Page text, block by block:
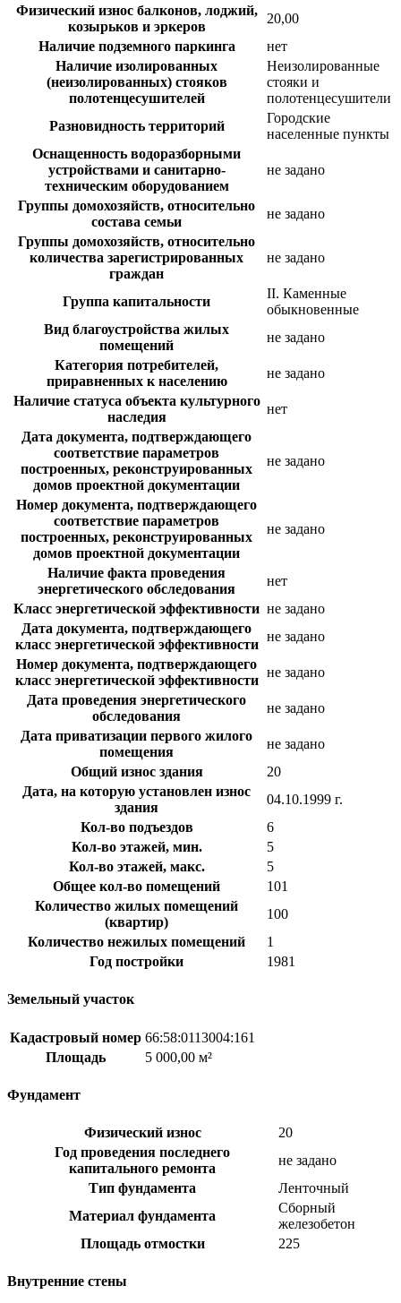
Физический износ балконов, лоджий,
козырьков и эркеров
20,00
Наличие подземного паркинга
нет
Наличие изолированных
(неизолированных) стояков
полотенцесушителей
Неизолированные
стояки и
полотенцесушители
Разновидность территорий
Городские
населенные пункты
Оснащенность водоразборными
устройствами и санитарно-
техническим оборудованием
не задано
Группы домохозяйств, относительно
состава семьи
не задано
Группы домохозяйств, относительно
количества зарегистрированных
граждан
не задано
Группа капитальности
II. Каменные
обыкновенные
Вид благоустройства жилых
помещений
не задано
Категория потребителей,
приравненных к населению
не задано
Наличие статуса объекта культурного
наследия
нет
Дата документа, подтверждающего
соответствие параметров
построенных, реконструированных
домов проектной документации
не задано
Номер документа, подтверждающего
соответствие параметров
построенных, реконструированных
домов проектной документации
не задано
Наличие факта проведения
энергетического обследования
нет
Класс энергетической эффективности не задано
Дата документа, подтверждающего
класс энергетической эффективности
не задано
Номер документа, подтверждающего
класс энергетической эффективности
не задано
Дата проведения энергетического
обследования
не задано
Дата приватизации первого жилого
помещения
не задано
Общий износ здания
20
Дата, на которую установлен износ
здания
04.10.1999 г.
Кол-во подъездов
6
Кол-во этажей, мин.
5
Кол-во этажей, макс.
5
Общее кол-во помещений
101
Количество жилых помещений
(квартир)
100
Количество нежилых помещений
1
Год постройки
1981
Земельный участок
Кадастровый номер 66:58:0113004:161
Площадь
5 000,00 м²
Фундамент
Физический износ
20
Год проведения последнего
капитального ремонта
не задано
Тип фундамента
Ленточный
Материал фундамента
Сборный
железобетон
Площадь отмостки
225
Внутренние стены